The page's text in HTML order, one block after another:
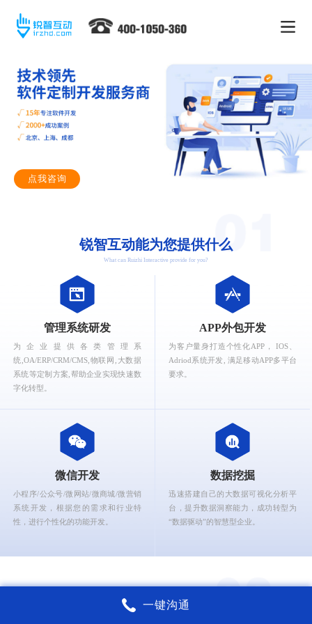
点我咨询
锐智互动能为您提供什么
What can Ruizhi Interactive provide for you?
管理系统研发
为企业提供各类管理系
统,OA/ERP/CRM/CMS,物联网,大数据
系统等定制方案,帮助企业实现快速数
字化转型。
APP外包开发
为客户量身打造个性化APP， IOS、
Adriod系统开发, 满足移动APP多平台
要求。
微信开发
小程序/公众号/微网站/微商城/微营销
系统开发，根据您的需求和行业特
性，进行个性化的功能开发。
数据挖掘
迅速搭建自己的大数据可视化分析平
台，提升数据洞察能力，成功转型为
“数据驱动”的智慧型企业。
锐智互动核心能力
一键沟通